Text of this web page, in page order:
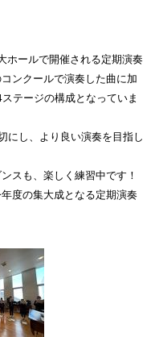
ールで開催される定期演奏
ンクールで演奏した曲に加
テージの構成となっていま
にし、より良い演奏を目指し
スも、楽しく練習中です！
度の集大成となる定期演奏